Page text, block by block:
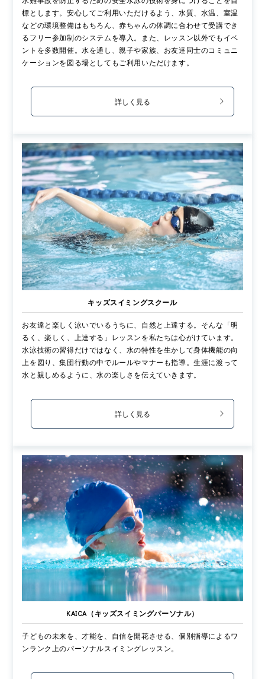
標とします。安心してご利用いただけるよう、水質、水温、室温
などの環境整備はもちろん、赤ちゃんの体調に合わせて受講でき
るフリー参加制のシステムを導入。また、レッスン以外でもイベ
ントを多数開催。水を通し、親子や家族、お友達同士のコミュニ
ケーションを図る場としてもご利用いただけます。
詳しく見る
キッズスイミングスクール
お友達と楽しく泳いでいるうちに、自然と上達する。そんな「明
るく、楽しく、上達する」レッスンを私たちは心がけています。
水泳技術の習得だけではなく、水の特性を生かして身体機能の向
上を図り、集団行動の中でルールやマナーも指導。生涯に渡って
水と親しめるように、水の楽しさを伝えていきます。
詳しく見る
KAICA（キッズスイミングパーソナル）
子どもの未来を、才能を、自信を開花させる、個別指導によるワ
ンランク上のパーソナルスイミングレッスン。